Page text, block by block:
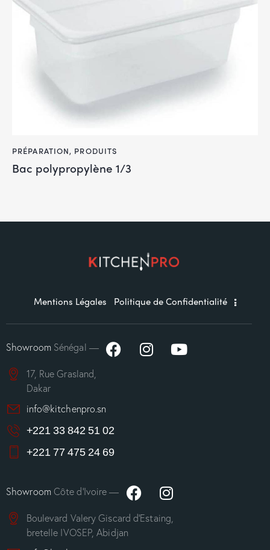
PRÉPARATION, PRODUITS
Bac polypropylène 1/3
Mentions Légales Politique de Confidentialité
ShowroomSénégal —
17, Rue Grasland,
Dakar
info@kitchenpro.sn
+221 33 842 51 02
+221 77 475 24 69
ShowroomCôte d’Ivoire —
Boulevard Valery Giscard d’Estaing,
bretelle IVOSEP, Abidjan